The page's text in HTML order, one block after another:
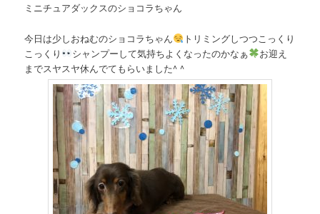
ミニチュアダックスのショコラちゃん
今日は少しおねむのショコラちゃん
トリミングしつつこっくり
こっくり
シャンプーして気持ちよくなったのかなぁ
お迎え
までスヤスヤ休んでてもらいました^ ^